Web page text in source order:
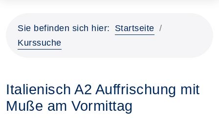
Sie befinden sich hier:
Startseite
Kurssuche
Italienisch A2 Auffrischung mit
Muße am Vormittag